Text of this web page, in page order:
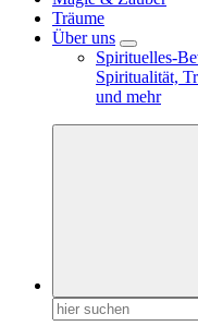
Träume
Über uns
Spirituelles-
Spiritualität,
und mehr
Suchen